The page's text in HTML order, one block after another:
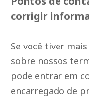
corrigir
Se você tiver
sobre nossos
pode entrar em
encarregado de